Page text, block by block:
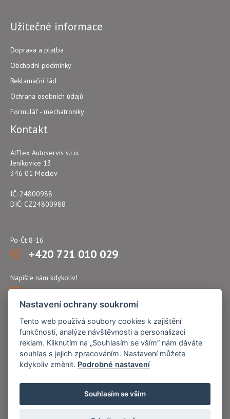
Užitečné informace
Doprava a platba
Obchodní podmínky
Reklamační řád
Ochrana osobních údajů
Formulář - mechatroniky
Kontakt
AtFlex Autoservis s.r.o.
Jeníkovice 13
346 01 Meclov
IČ: 24800988
DIČ: CZ24800988
Po-Čt 8-16
+420 721 010 029
Napište nám kdykoliv!
atflex@seznam.cz
Nastavení ochrany soukromí
Tento web používá soubory cookies k zajištění
funkčnosti, analýze návštěvnosti a personalizaci
reklam. Kliknutím na „Souhlasím se vším” nám dáváte
souhlas s jejich zpracováním. Nastavení můžete
kdykoliv změnit. Podrobné nastavení
Souhlasím se vším